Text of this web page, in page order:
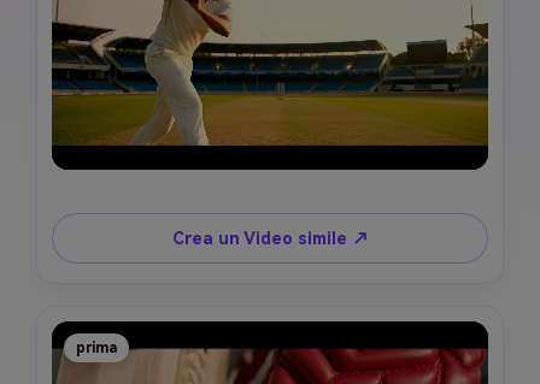
Crea un Video simile ↗
prima